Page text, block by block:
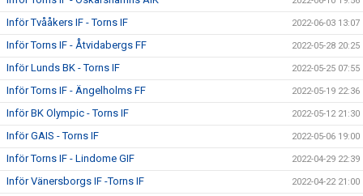
Inför Tvååkers IF - Torns IF 2022-06-03 13:07
Inför Torns IF - Åtvidabergs FF 2022-05-28 20:25
Inför Lunds BK - Torns IF 2022-05-25 07:55
Inför Torns IF - Ängelholms FF 2022-05-19 22:36
Inför BK Olympic - Torns IF 2022-05-12 21:30
Inför GAIS - Torns IF 2022-05-06 19:00
Inför Torns IF - Lindome GIF 2022-04-29 22:39
Inför Vänersborgs IF -Torns IF 2022-04-22 21:00